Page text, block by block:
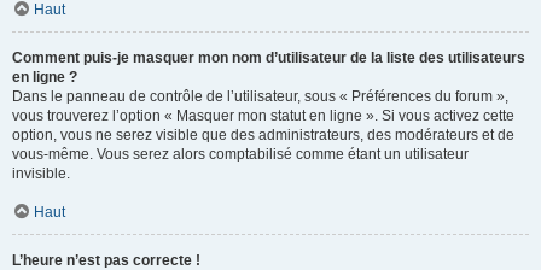
Haut
Comment puis-je masquer mon nom d’utilisateur de la liste des utilisateurs
en ligne ?
Dans le panneau de contrôle de l’utilisateur, sous « Préférences du forum »,
vous trouverez l’option « Masquer mon statut en ligne ». Si vous activez cette
option, vous ne serez visible que des administrateurs, des modérateurs et de
vous-même. Vous serez alors comptabilisé comme étant un utilisateur
invisible.
Haut
L’heure n’est pas correcte !